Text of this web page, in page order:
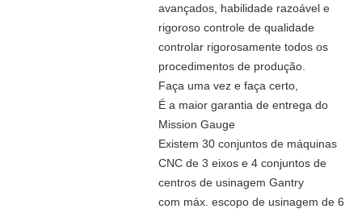
avançados, habilidade razoável e
rigoroso controle de qualidade
controlar rigorosamente todos os
procedimentos de produção.
Faça uma vez e faça certo,
É a maior garantia de entrega do
Mission Gauge
Existem 30 conjuntos de máquinas
CNC de 3 eixos e 4 conjuntos de
centros de usinagem Gantry
com máx. escopo de usinagem de 6